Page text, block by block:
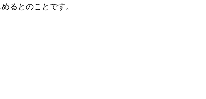
るとのことです。